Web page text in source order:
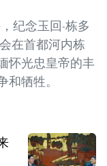
纪念玉回-栋多
在首都河内栋
怀光忠皇帝的丰
牺牲。